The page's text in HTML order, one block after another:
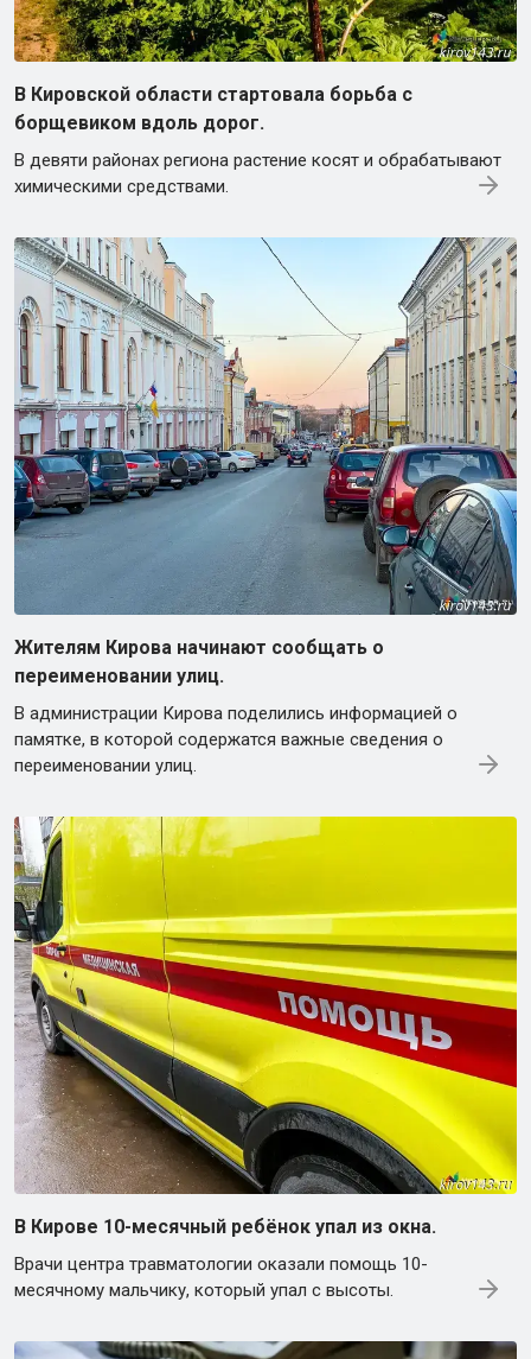
В Кировской области стартовала борьба с
борщевиком вдоль дорог.
В девяти районах региона растение косят и обрабатывают
химическими средствами.
Жителям Кирова начинают сообщать о
переименовании улиц.
В администрации Кирова поделились информацией о
памятке, в которой содержатся важные сведения о
переименовании улиц.
В Кирове 10-месячный ребёнок упал из окна.
Врачи центра травматологии оказали помощь 10-
месячному мальчику, который упал с высоты.